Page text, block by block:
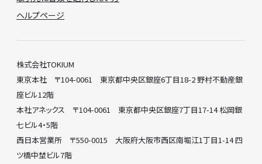
ヘルプページ
株式会社TOKIUM
東京本社 〒104-0061 東京都中央区銀座6丁目18-2 野村不動産銀
座ビル12階
本社アネックス 〒104-0061 東京都中央区銀座7丁目17-14 松岡銀
七ビル4・5階
西日本営業所 〒550-0015 大阪府大阪市西区南堀江1丁目1-14 四
ツ橋中埜ビル7階